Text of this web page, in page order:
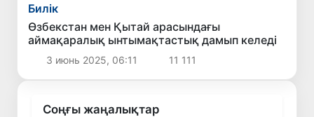
Билік
Өзбекстан мен Қытай арасындағы
аймақаралық ынтымақтастық дамып келеді
3 июнь 2025, 06:11 11 111
Соңғы жаңалықтар